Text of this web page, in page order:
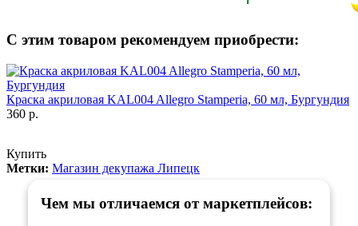
С этим товаром рекомендуем приобрести:
Краска акриловая KAL004 Allegro Stamperia, 60 мл, Бургундия
360 р.
Купить
Метки: Магазин декупажа Липецк
Чем мы отличаемся от маркетплейсов: